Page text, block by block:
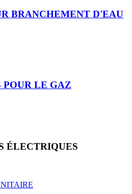
BRANCHEMENT D'EAU
POUR LE GAZ
ÉLECTRIQUES